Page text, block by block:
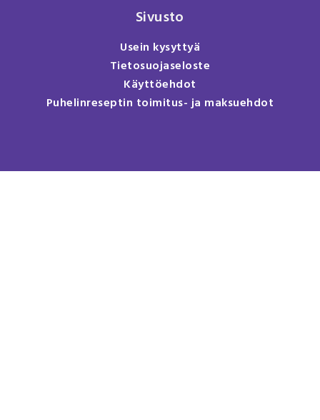
Sivusto
Usein kysyttyä
Tietosuojaseloste
Käyttöehdot
Puhelinreseptin toimitus- ja maksuehdot